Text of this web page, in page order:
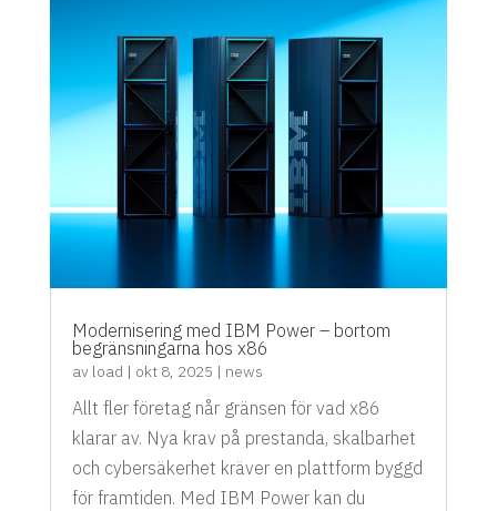
Modernisering med IBM Power – bortom
begränsningarna hos x86
av load | okt 8, 2025 | news
Allt fler företag når gränsen för vad x86
klarar av. Nya krav på prestanda, skalbarhet
och cybersäkerhet kräver en plattform byggd
för framtiden. Med IBM Power kan du